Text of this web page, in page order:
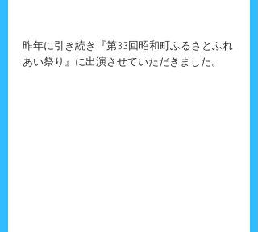
昨年に引き続き『第33回昭和町ふるさとふれ
あい祭り』に出演させていただきました。